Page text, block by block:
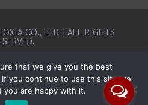
CO., LTD. | ALL RIGHTS
that we give you the best
you continue to use this site we
you are happy with it.